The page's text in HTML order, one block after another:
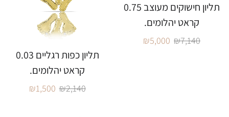
תליון חישוקים מעוצב 0.75
קראט יהלומים.
₪7,140
₪5,000
תליון כפות רגליים 0.03
קראט יהלומים.
₪2,140
₪1,500